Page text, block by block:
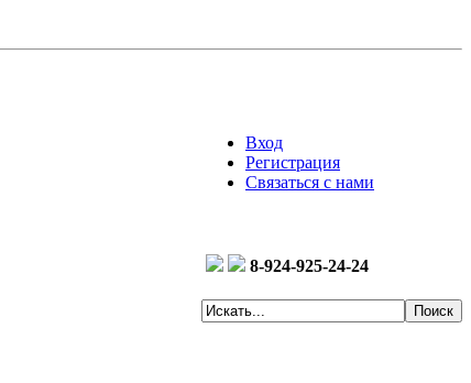
Вход
Регистрация
Связаться с нами
8-924-925-24-24